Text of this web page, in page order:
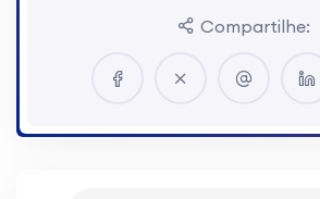
Compartilhe: